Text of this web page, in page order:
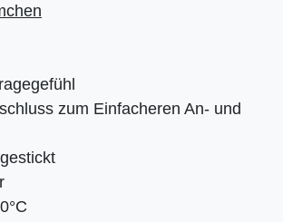
zum Einfacheren An- und